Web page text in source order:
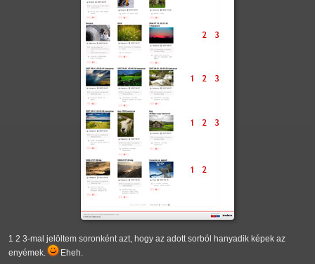
1 2 3-mal jelöltem soronként azt, hogy az adott sorból hanyadik képek az
enyémek.
Eheh.